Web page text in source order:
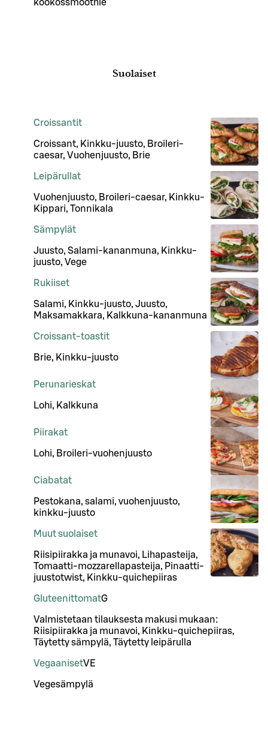
kookossmoothie
Suolaiset
Croissantit
Croissant, Kinkku-juusto, Broileri-
caesar, Vuohenjuusto, Brie
Leipärullat
Vuohenjuusto, Broileri-caesar, Kinkku-
Kippari, Tonnikala
Sämpylät
Juusto, Salami-kananmuna, Kinkku-
juusto, Vege
Rukiiset
Salami, Kinkku-juusto, Juusto,
Maksamakkara, Kalkkuna-kananmuna
Croissant-toastit
Brie, Kinkku-juusto
Perunarieskat
Lohi, Kalkkuna
Piirakat
Lohi, Broileri-vuohenjuusto
Ciabatat
Pestokana, salami, vuohenjuusto,
kinkku-juusto
Muut suolaiset
Riisipiirakka ja munavoi, Lihapasteija,
Tomaatti-mozzarellapasteija, Pinaatti-
juustotwist, Kinkku-quichepiiras
GluteenittomatG
Valmistetaan tilauksesta makusi mukaan:
Riisipiirakka ja munavoi, Kinkku-quichepiiras,
Täytetty sämpylä, Täytetty leipärulla
VegaanisetVE
Vegesämpylä